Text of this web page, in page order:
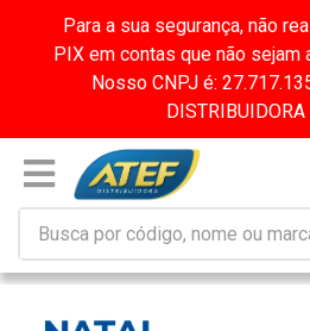
Para a sua segurança, não
PIX em contas que não sejam
Nosso CNPJ é:
DISTRIBUIDORA